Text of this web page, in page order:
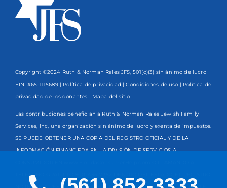
Copyright ©2024 Ruth & Norman Rales JFS, 501(c)(3) sin ánimo de lucro
EIN: #65-1115689 | Política de privacidad |Condiciones de uso | Política de
privacidad de los donantes | Mapa del sitio
Las contribuciones benefician a Ruth & Norman Rales Jewish Family
Services, Inc, una organización sin ánimo de lucro y exenta de impuestos.
SE PUEDE OBTENER UNA COPIA DEL REGISTRO OFICIAL Y DE LA
INFORMACIÓN FINANCIERA EN LA DIVISIÓN DE SERVICIOS AL
TELÉFONO GRATUITO